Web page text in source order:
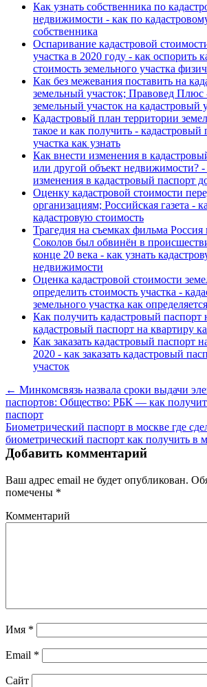
Как узнать собственника по
недвижимости - как по
собственника
Оспаривание кадастровой
участка в 2020 году - как оспорить
стоимость земельного участка
Как без межевания поставить на
земельный участок; Правовед Плюс
земельный участок на кадастровый
Кадастровый план территории
такое и как получить - кадастровый
участка как узнать
Как внести изменения в
или другой объект недвижимости? -
изменения в кадастровый паспорт
Оценку кадастровой стоимости
организациям; Российская газета -
кадастровую стоимость
Трагедия на съемках фильма Россия
Соколов был обвинён в
конце 20 века - как узнать
недвижимости
Оценка кадастровой стоимости
определить стоимость участка -
земельного участка как определяется
Как получить кадастровый паспорт
кадастровый паспорт на квартиру
Как заказать кадастровый паспорт
2020 - как заказать кадастровый
участок
← Минкомсвязь назвала сроки выдачи
паспортов: Общество: РБК — как
паспорт
Биометрический паспорт в москве где
биометрический паспорт как получить в
Добавить комментарий
Ваш адрес email не будет опубликован.
помечены *
Комментарий
Имя *
Email *
Сайт